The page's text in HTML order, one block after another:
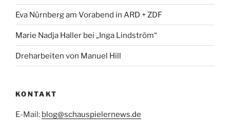
Eva Nürnberg am Vorabend in ARD + ZDF
Marie Nadja Haller bei „Inga Lindström“
Dreharbeiten von Manuel Hill
KONTAKT
E-Mail: blog@schauspielernews.de